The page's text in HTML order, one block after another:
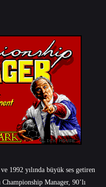
1992 yılında büyük ses getiren
Manager, 90’lı